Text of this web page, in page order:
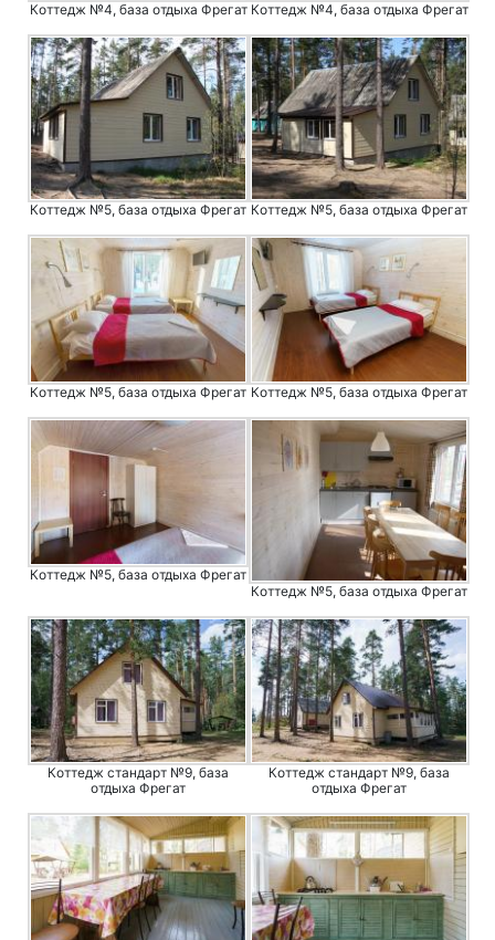
Коттедж №4, база отдыха Фрегат Коттедж №4, база отдыха Фрегат
Коттедж №5, база отдыха Фрегат Коттедж №5, база отдыха Фрегат
Коттедж №5, база отдыха Фрегат Коттедж №5, база отдыха Фрегат
Коттедж №5, база отдыха Фрегат
Коттедж №5, база отдыха Фрегат
Коттедж стандарт №9, база
отдыха Фрегат
Коттедж стандарт №9, база
отдыха Фрегат